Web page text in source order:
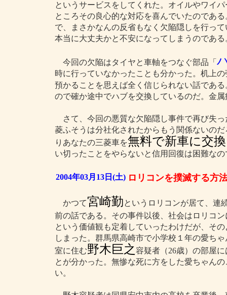
というサービスをしてくれた。オイルやワイ
ところその良心的な対応を喜んでいたのであ
で、まさかなんの反省もなく欠陥隠しを行っ
本当に大丈夫かと不安になってしまうのである
今回の欠陥はタイヤと車軸をつなぐ部品「
時に行っていなかったことも分かった。机上
預かることを思えば全く信じられない話であ
ので確か途中でハブを交換しているのだ。金
さて、今回の悪質な欠陥隠し事件で再び失
菱ふそうは分社化されたからもう関係ないの
りあなたの三菱車を無料で新車に交換
い切ったことをやらないと信用回復は困難なの
2004年03月13日(土) ロリコンを撲滅する方
かつて宮崎勤というロリコンが居て、連
前の話である。その事件以後、社会はロリコ
という価値観も定着していったわけだが、そ
しまった。群馬県高崎市で小学校１年の愛ち
室に住む野木巨之容疑者（26歳）の部屋
とが分かった。無惨な死に方をした愛ちゃん
い。